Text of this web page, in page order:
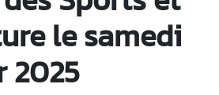
le samedi
2025